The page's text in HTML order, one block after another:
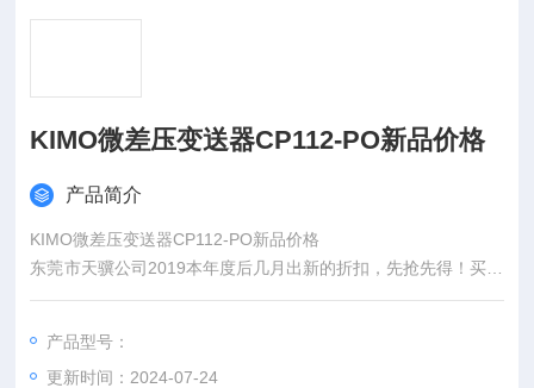
KIMO微差压变送器CP112-PO新品价格
产品简介
KIMO微差压变送器CP112-PO新品价格
东莞市天骥公司2019本年度后几月出新的折扣，先抢先得！买到
就是赚到。
产品型号：
更新时间：2024-07-24